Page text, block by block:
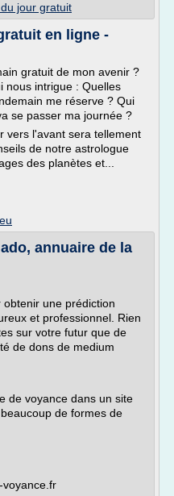
jour gratuit
en ligne -
gratuit de mon avenir ?
nous intrigue : Quelles
me réserve ? Qui
se passer ma journée ?
vers l'avant sera tellement
de notre astrologue
des planètes et...
annuaire de la
une prédiction
et professionnel. Rien
sur votre futur que de
de dons de medium
de voyance dans un site
de formes de
voyance.fr